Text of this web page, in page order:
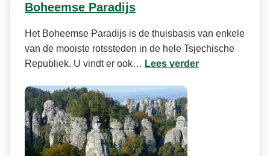
Boheemse Paradijs
Het Boheemse Paradijs is de thuisbasis van enkele
van de mooiste rotssteden in de hele Tsjechische
Republiek. U vindt er ook… Lees verder